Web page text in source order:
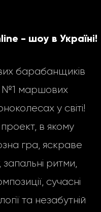
- шоу в Україні!
барабанщиків
№1 маршових
у світі!
в якому
гра, яскраве
ритми,
сучасні
та незабутній